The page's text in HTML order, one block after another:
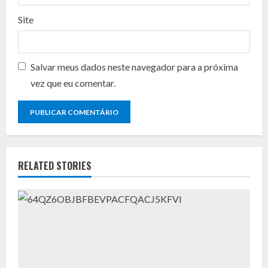
Site
Salvar meus dados neste navegador para a próxima
vez que eu comentar.
RELATED STORIES